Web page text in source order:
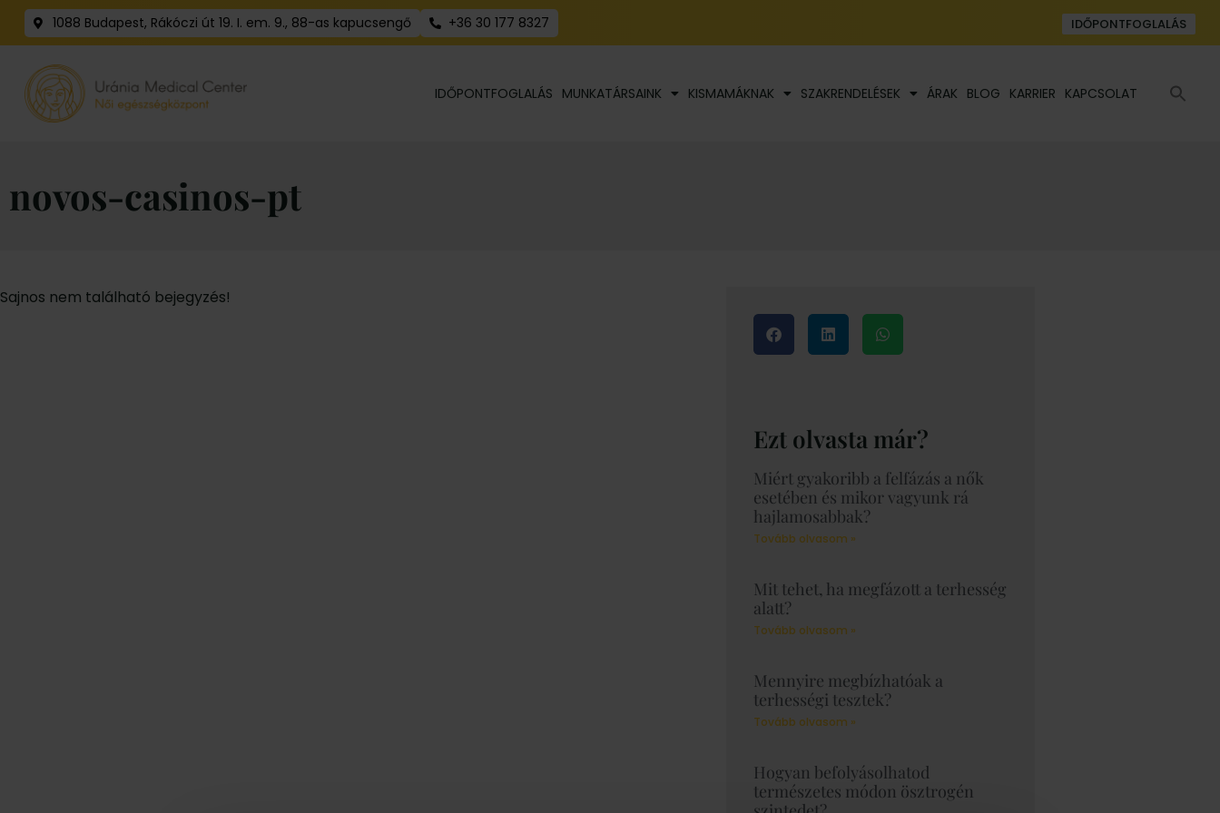
1088 Budapest, Rákóczi út 19. I. em. 9., 88-as kapucsengő +36 30 177 8327 IDŐPONTFOGLALÁS
IDŐPONTFOGLALÁS MUNKATÁRSAINK KISMAMÁKNAK SZAKRENDELÉSEK ÁRAK BLOG KARRIER KAPCSOLAT
novos-casinos-pt
Sajnos nem található bejegyzés!
Ezt olvasta már?
Miért gyakoribb a felfázás a nők
esetében és mikor vagyunk rá
hajlamosabbak?
Tovább olvasom »
Mit tehet, ha megfázott a terhesség
alatt?
Tovább olvasom »
Mennyire megbízhatóak a
terhességi tesztek?
Tovább olvasom »
Hogyan befolyásolhatod
természetes módon ösztrogén